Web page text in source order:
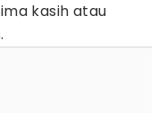
kasih atau